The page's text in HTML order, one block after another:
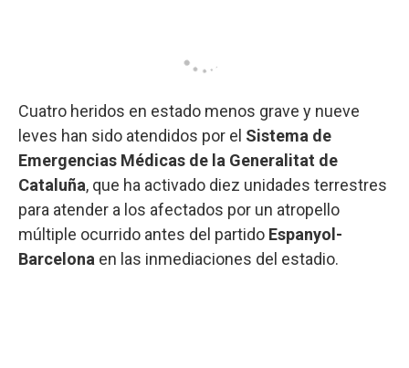
Cuatro heridos en estado menos grave y nueve
leves han sido atendidos por el Sistema de
Emergencias Médicas de la Generalitat de
Cataluña, que ha activado diez unidades terrestres
para atender a los afectados por un atropello
múltiple ocurrido antes del partido Espanyol-
Barcelona en las inmediaciones del estadio.